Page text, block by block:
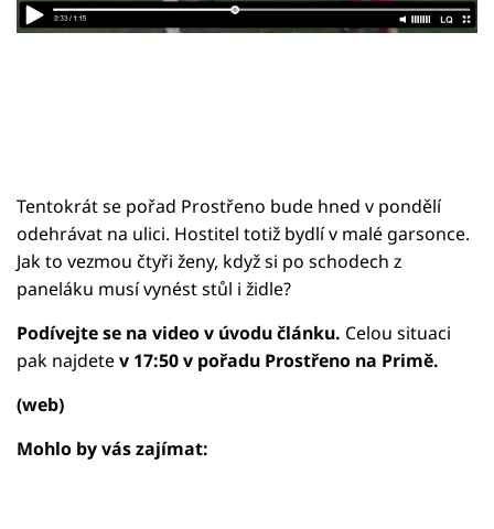
Tentokrát se pořad Prostřeno bude hned v pondělí
odehrávat na ulici. Hostitel totiž bydlí v malé garsonce.
Jak to vezmou čtyři ženy, když si po schodech z
paneláku musí vynést stůl i židle?
Podívejte se na video v úvodu článku. Celou situaci
pak najdetev 17:50 v pořadu Prostřeno na Primě.
(web)
Mohlo by vás zajímat: